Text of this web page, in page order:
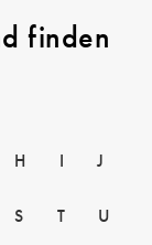
finden
H J
S T U